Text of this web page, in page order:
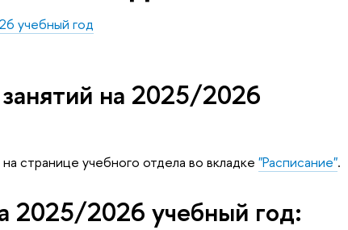
учебный год
на 2025/2026
странице учебного отдела во вкладке"Расписание".
2025/2026 учебный год: